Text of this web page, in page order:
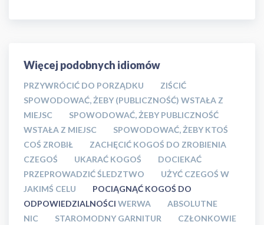
Więcej podobnych idiomów
PRZYWRÓCIĆ DO PORZĄDKU
ZIŚCIĆ
SPOWODOWAĆ, ŻEBY (PUBLICZNOŚĆ) WSTAŁA Z
MIEJSC
SPOWODOWAĆ, ŻEBY PUBLICZNOŚĆ
WSTAŁA Z MIEJSC
SPOWODOWAĆ, ŻEBY KTOŚ
COŚ ZROBIŁ
ZACHĘCIĆ KOGOŚ DO ZROBIENIA
CZEGOŚ
UKARAĆ KOGOŚ
DOCIEKAĆ
PRZEPROWADZIĆ ŚLEDZTWO
UŻYĆ CZEGOŚ W
JAKIMŚ CELU
POCIĄGNĄĆ KOGOŚ DO
ODPOWIEDZIALNOŚCI WERWA
ABSOLUTNE
NIC
STAROMODNY GARNITUR
CZŁONKOWIE